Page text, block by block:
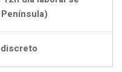
discreto